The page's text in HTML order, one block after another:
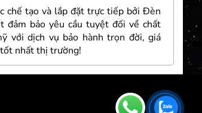
chế tạo và lắp đặt trực tiếp bởi Đèn
đảm bảo yêu cầu tuyệt đối về chất
với dịch vụ bảo hành trọn đời, giá
nhất thị trường!